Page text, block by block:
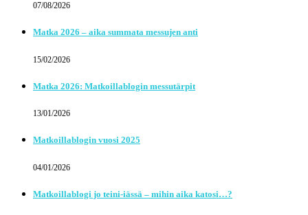
07/08/2026
Matka 2026 – aika summata messujen anti
15/02/2026
Matka 2026: Matkoillablogin messutärpit
13/01/2026
Matkoillablogin vuosi 2025
04/01/2026
Matkoillablogi jo teini-iässä – mihin aika katosi…?